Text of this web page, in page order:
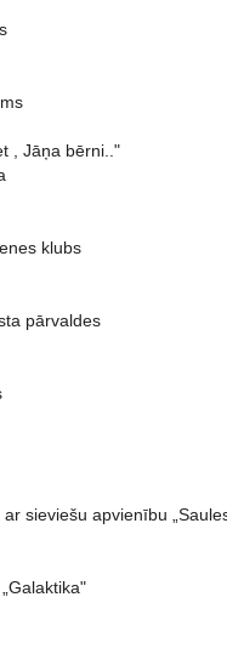
, Jāņa bērni.."
klubs
pārvaldes
sieviešu apvienību